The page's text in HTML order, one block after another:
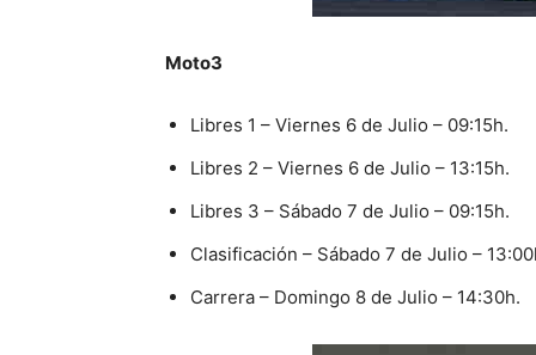
Moto3
Libres 1 – Viernes 6 de Julio – 09:15h.
Libres 2 – Viernes 6 de Julio – 13:15h.
Libres 3 – Sábado 7 de Julio – 09:15h.
Clasificación – Sábado 7 de Julio –
Carrera – Domingo 8 de Julio – 14:30h.